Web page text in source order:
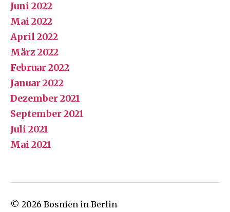
Juni 2022
Mai 2022
April 2022
März 2022
Februar 2022
Januar 2022
Dezember 2021
September 2021
Juli 2021
Mai 2021
© 2026 Bosnien in Berlin